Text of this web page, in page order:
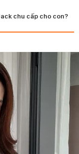
chu cấp cho con?